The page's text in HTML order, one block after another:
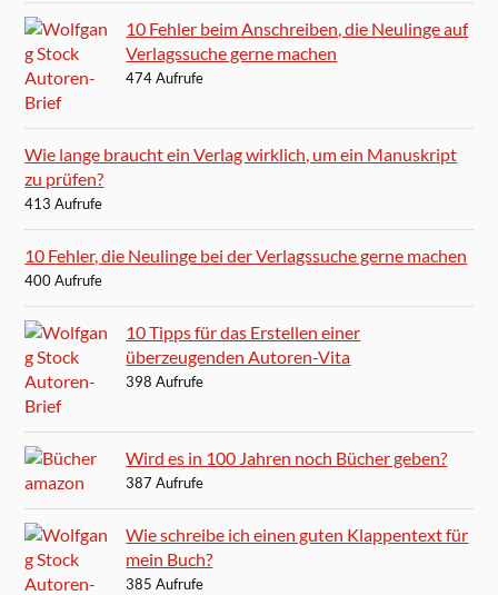
10 Fehler beim Anschreiben, die Neulinge auf
Verlagssuche gerne machen
474 Aufrufe
Wie lange braucht ein Verlag wirklich, um ein Manuskript
zu prüfen?
413 Aufrufe
10 Fehler, die Neulinge bei der Verlagssuche gerne machen
400 Aufrufe
10 Tipps für das Erstellen einer
überzeugenden Autoren-Vita
398 Aufrufe
Wird es in 100 Jahren noch Bücher geben?
387 Aufrufe
Wie schreibe ich einen guten Klappentext für
mein Buch?
385 Aufrufe